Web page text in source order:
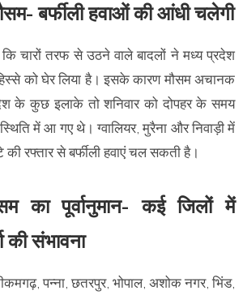
बर्फीली हवाओं की आंधी चलेगी
कि चारों तरफ से उठने वाले बादलों ने मध्य प्रदेश
को घेर लिया है। इसके कारण मौसम अचानक
के कुछ इलाके तो शनिवार को दोपहर के समय
में आ गए थे। ग्वालियर, मुरैना और निवाड़ी में
की रफ्तार से बर्फीली हवाएं चल सकती है।
का पूर्वानुमान- कई जिलों में
की संभावना
पन्ना, छतरपुर, भोपाल, अशोक नगर, भिंड,